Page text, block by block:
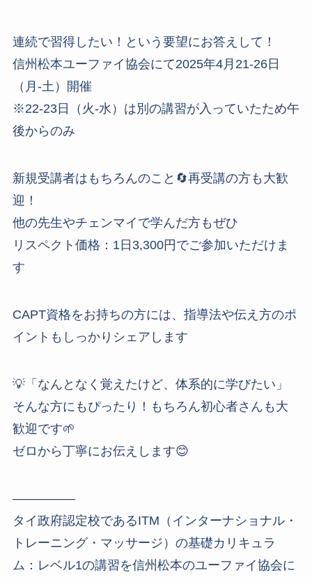
連続で習得したい！という要望にお答えして！
信州松本ユーファイ協会にて2025年4月21-26日
（月-土）開催
※22-23日（火-水）は別の講習が入っていたため午
後からのみ
新規受講者はもちろんのこと🔄再受講の方も大歓
迎！
他の先生やチェンマイで学んだ方もぜひ
リスペクト価格：1日3,300円でご参加いただけま
す
CAPT資格をお持ちの方には、指導法や伝え方のポ
イントもしっかりシェアします
💡「なんとなく覚えたけど、体系的に学びたい」
そんな方にもぴったり！もちろん初心者さんも大
歓迎です🌱
ゼロから丁寧にお伝えします😊
—————
タイ政府認定校であるITM（インターナショナル・
トレーニング・マッサージ）の基礎カリキュラ
ム：レベル1の講習を信州松本のユーファイ協会に